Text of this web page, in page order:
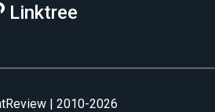
Linktree
| 2010-2026